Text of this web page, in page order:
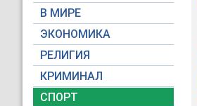
В МИРЕ
ЭКОНОМИКА
РЕЛИГИЯ
КРИМИНАЛ
СПОРТ